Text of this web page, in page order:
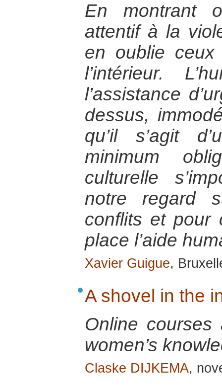
En montrant
attentif à la
en oublie ceux
l’intérieur.
l’assistance
dessus,
qu’il s’agit
minimum
culturelle
notre regard
conflits et pour
place l’aide
Xavier Guigue,
A shovel in the
Online
women’s
Claske DIJKEMA,